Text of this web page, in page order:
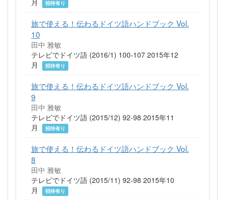
月 招待有り
旅で使える！伝わるドイツ語ハンドブック Vol.
10
田中 雅敏
テレビでドイツ語 (2016/1) 100-107 2015年12
月
招待有り
旅で使える！伝わるドイツ語ハンドブック Vol.
9
田中 雅敏
テレビでドイツ語 (2015/12) 92-98 2015年11
月
招待有り
旅で使える！伝わるドイツ語ハンドブック Vol.
8
田中 雅敏
テレビでドイツ語 (2015/11) 92-98 2015年10
月
招待有り